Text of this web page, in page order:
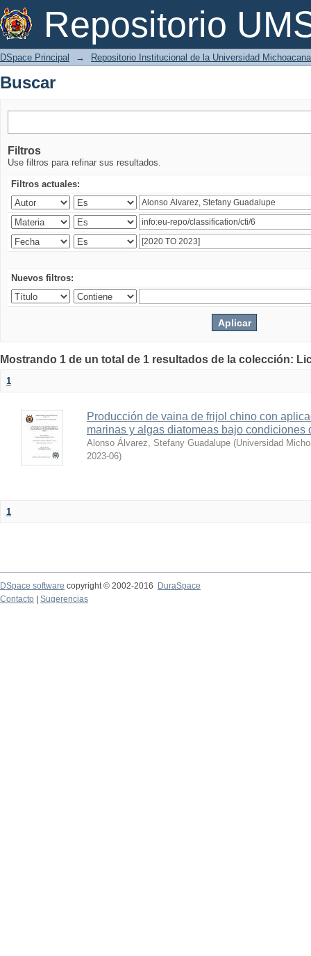
Repositorio
Buscar
DSpace Principal → Repositorio Institucional de la Universidad
Buscar
Filtros
Use filtros para refinar sus resultados.
Filtros actuales:
Nuevos filtros:
Mostrando 1 de un total de 1 resultados de la colección:
1
Producción de vaina de frijol chino con
marinas y algas diatomeas bajo condiciones
Alonso Álvarez, Stefany Guadalupe (Universidad
2023-06)
1
DSpace software copyright © 2002-2016
DuraSpace
Contacto
Sugerencias